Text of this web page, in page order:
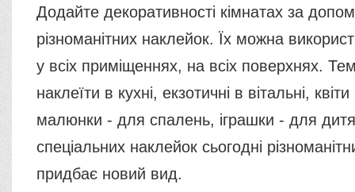
Додайте декоративності кімнатах за
різноманітних наклейок. Їх можна
у всіх приміщеннях, на всіх поверхнях.
наклеїти в кухні, екзотичні в вітальні, квіти
малюнки - для спалень, іграшки - для
спеціальних наклейок сьогодні
придбає новий вид.